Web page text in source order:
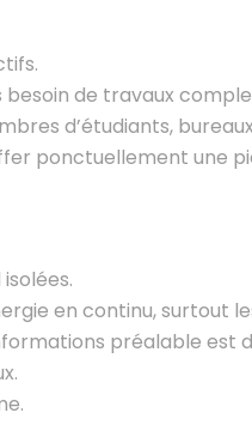
besoin de travaux
d’étudiants,
ponctuellement une
en continu, surtout
préalable est